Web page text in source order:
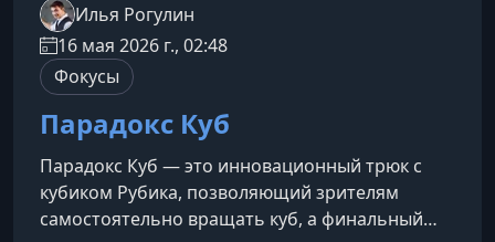
Илья Рогулин
16 мая 2026 г., 02:48
Фокусы
Парадокс Куб
Парадокс Куб — это инновационный трюк с
кубиком Рубика, позволяющий зрителям
самостоятельно вращать куб, а финальный